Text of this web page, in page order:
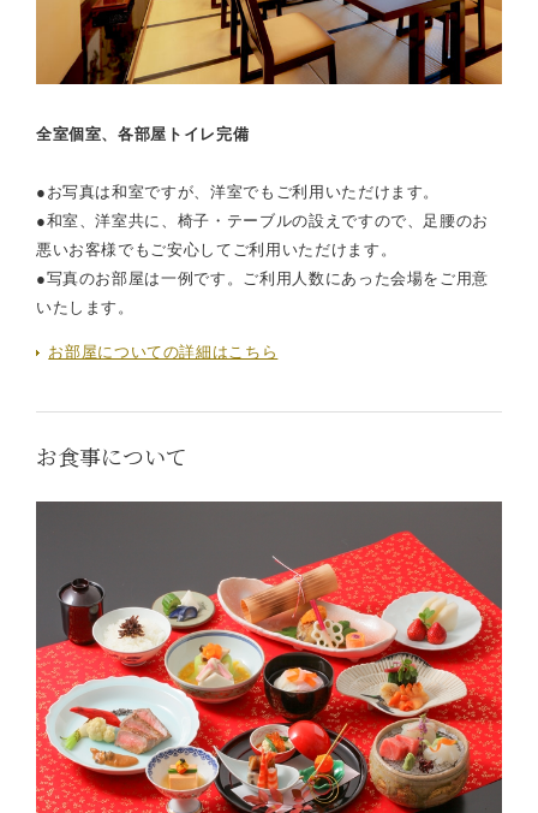
全室個室、各部屋トイレ完備
●お写真は和室ですが、洋室でもご利用いただけます。
●和室、洋室共に、椅子・テーブルの設えですので、足腰のお
悪いお客様でもご安心してご利用いただけます。
●写真のお部屋は一例です。ご利用人数にあった会場をご用意
いたします。
お部屋についての詳細はこちら
お食事について